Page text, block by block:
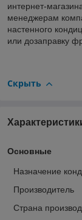
интернет-
менеджерам
настенного
или дозаправку
Скрыть
Основные
Назначение
Производитель
Страна